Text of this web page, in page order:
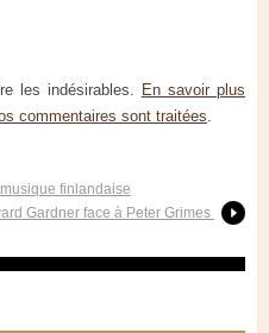
les indésirables. En savoir plus
commentaires sont traitées.
finlandaise
Gardner face à Peter Grimes